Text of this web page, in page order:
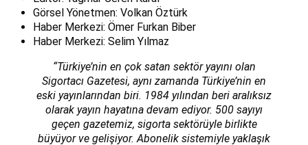
Görsel Yönetmen: Volkan Öztürk
Haber Merkezi: Ömer Furkan Biber
Haber Merkezi: Selim Yılmaz
“Türkiye’nin en çok satan sektör yayını olan
Sigortacı Gazetesi, aynı zamanda Türkiye’nin en
eski yayınlarından biri. 1984 yılından beri aralıksız
olarak yayın hayatına devam ediyor. 500 sayıyı
geçen gazetemiz, sigorta sektörüyle birlikte
büyüyor ve gelişiyor. Abonelik sistemiyle yaklaşık